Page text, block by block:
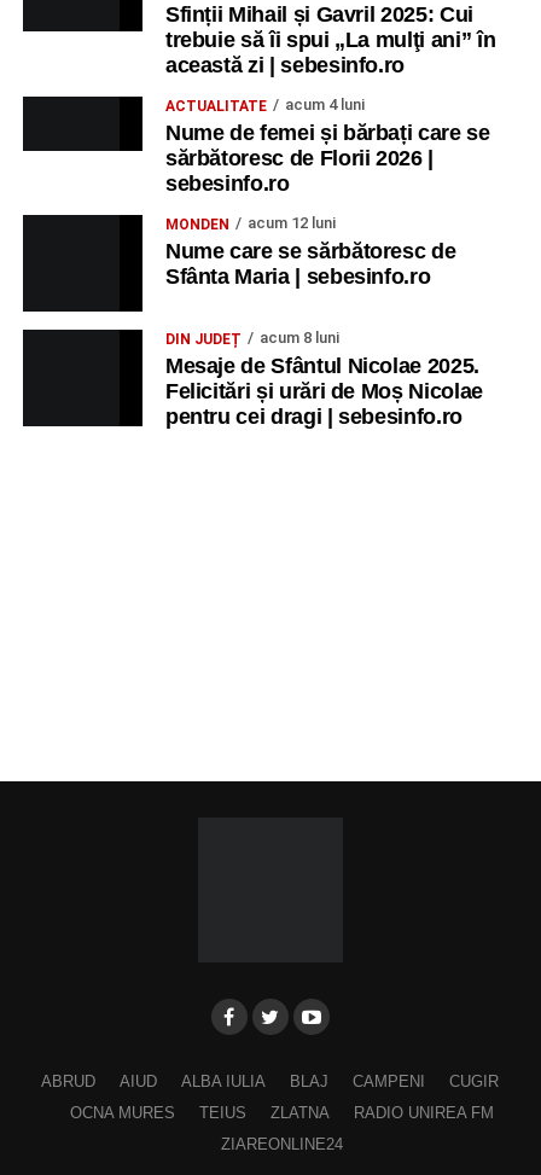
Sfinții Mihail și Gavril 2025: Cui
trebuie să îi spui „La mulţi ani” în
această zi | sebesinfo.ro
ACTUALITATE acum 4 luni
Nume de femei și bărbați care se
sărbătoresc de Florii 2026 |
sebesinfo.ro
MONDEN acum 12 luni
Nume care se sărbătoresc de
Sfânta Maria | sebesinfo.ro
DIN JUDEȚ acum 8 luni
Mesaje de Sfântul Nicolae 2025.
Felicitări și urări de Moș Nicolae
pentru cei dragi | sebesinfo.ro
ABRUD AIUD ALBA IULIA BLAJ CAMPENI
CUGIR
OCNA MURES
TEIUS ZLATNA
RADIO UNIREA FM
ZIAREONLINE24